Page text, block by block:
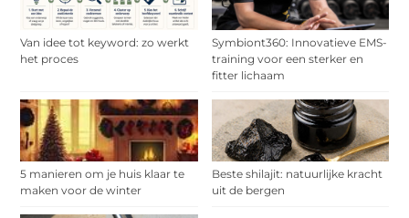
Van idee tot keyword: zo werkt
het proces
Symbiont360: Innovatieve EMS-
training voor een sterker en
fitter lichaam
5 manieren om je huis klaar te
maken voor de winter
Beste shilajit: natuurlijke kracht
uit de bergen